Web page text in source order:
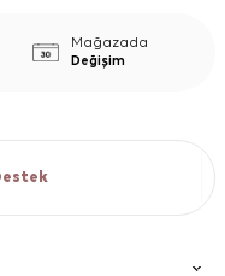
Mağazada
Değişim